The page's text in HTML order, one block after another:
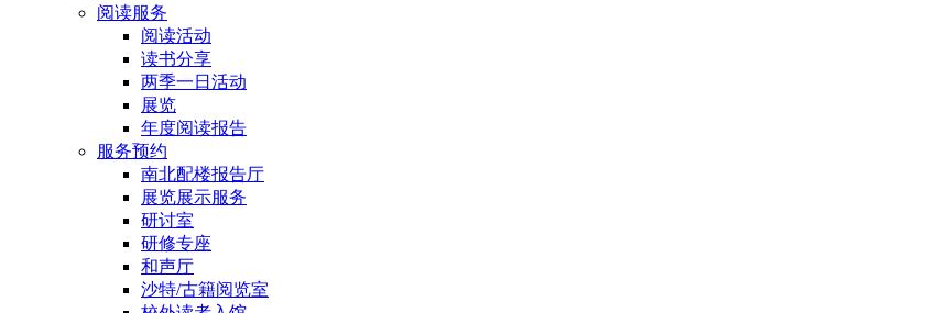
阅读服务
阅读活动
读书分享
两季一日活动
展览
年度阅读报告
服务预约
南北配楼报告厅
展览展示服务
研讨室
研修专座
和声厅
沙特/古籍阅览室